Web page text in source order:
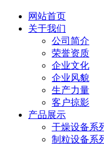
网站首页
关于我们
公司简介
荣誉资质
企业文化
企业风貌
生产力量
客户掠影
产品展示
干燥设备系
制粒设备系